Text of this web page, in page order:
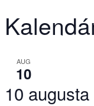
AUG
10
10 augusta